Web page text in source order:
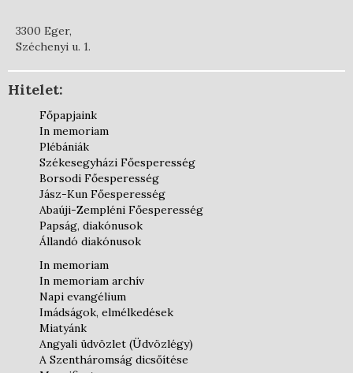
3300 Eger,
Széchenyi u. 1.
Hitelet:
Főpapjaink
In memoriam
Plébániák
Székesegyházi Főesperesség
Borsodi Főesperesség
Jász-Kun Főesperesség
Abaúji-Zempléni Főesperesség
Papság, diakónusok
Állandó diakónusok
In memoriam
In memoriam archív
Napi evangélium
Imádságok, elmélkedések
Miatyánk
Angyali üdvözlet (Üdvözlégy)
A Szentháromság dicsőítése